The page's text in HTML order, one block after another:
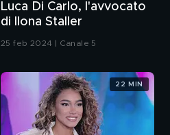
Luca Di Carlo, l'avvocato
di Ilona Staller
25 feb 2024 | Canale 5
22 MIN